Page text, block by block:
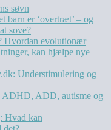
søvn
barn er ‘overtræt’ – og
sove?
Hvordan evolutionær
kan hjælpe nye
Understimulering og
ADHD, ADD, autisme og
Hvad kan